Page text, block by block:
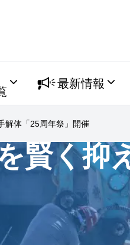
最新情報
解体「25周年祭」開催
賢く抑